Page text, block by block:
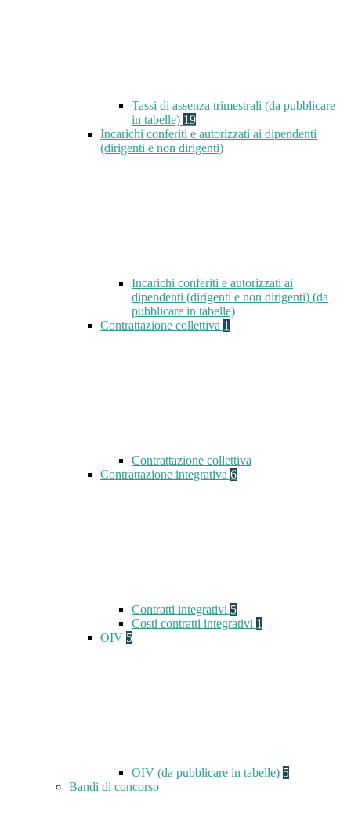
Tassi di assenza trimestrali (da pubblicare
in tabelle) 19
Incarichi conferiti e autorizzati ai dipendenti
(dirigenti e non dirigenti)
Incarichi conferiti e autorizzati ai
dipendenti (dirigenti e non dirigenti) (da
pubblicare in tabelle)
Contrattazione collettiva 1
Contrattazione collettiva
Contrattazione integrativa 6
Contratti integrativi 5
Costi contratti integrativi 1
OIV 5
OIV (da pubblicare in tabelle) 5
Bandi di concorso